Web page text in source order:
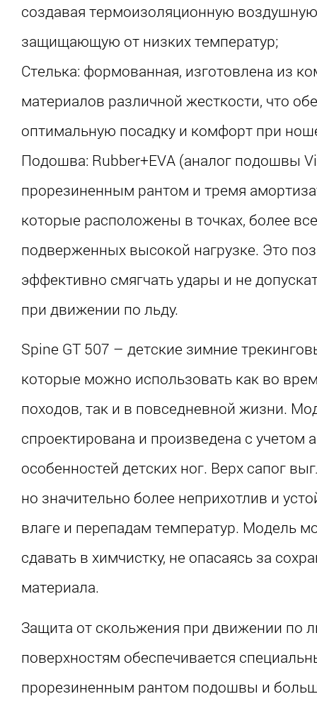
создавая термоизоляционную
защищающую от низких температур;
Стелька: формованная, изготовлена из
материалов различной жесткости, что
оптимальную посадку и комфорт при
Подошва: Rubber+EVA (аналог подошвы
прорезиненным рантом и тремя
которые расположены в точках, более
подверженных высокой нагрузке. Это
эффективно смягчать удары и не
при движении по льду.
Spine GT 507 – детские зимние
которые можно использовать как во
походов, так и в повседневной жизни.
спроектирована и произведена с учетом
особенностей детских ног. Верх сапог
но значительно более неприхотлив и
влаге и перепадам температур. Модель
сдавать в химчистку, не опасаясь за
материала.
Защита от скольжения при движении по
поверхностям обеспечивается
прорезиненным рантом подошвы и